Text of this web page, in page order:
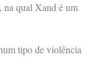
na qual Xand é um
tipo de violência